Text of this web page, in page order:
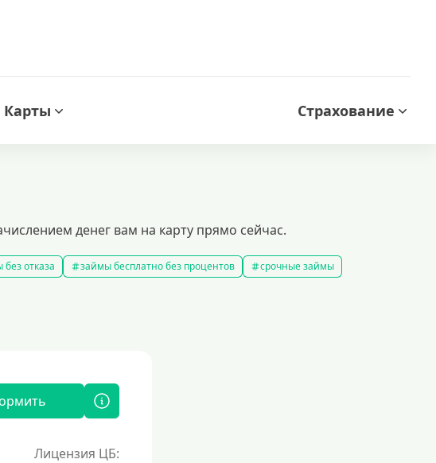
Карты Страхование
денег вам на карту прямо сейчас.
отказа займы бесплатно без процентов
срочные займы
Лицензия ЦБ: